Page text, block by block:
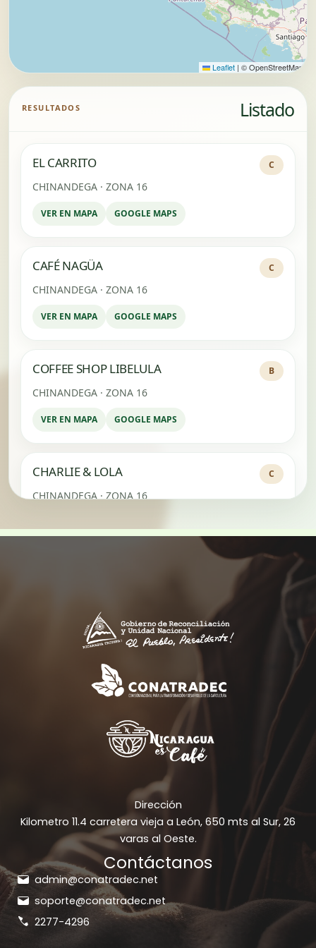
Leaflet | © OpenStreetMap
RESULTADOS Listado
EL CARRITO C
CHINANDEGA · ZONA 16
VER EN MAPA GOOGLE MAPS
CAFÉ NAGÜA C
CHINANDEGA · ZONA 16
VER EN MAPA GOOGLE MAPS
COFFEE SHOP LIBELULA B
CHINANDEGA · ZONA 16
VER EN MAPA GOOGLE MAPS
CHARLIE & LOLA C
CHINANDEGA · ZONA 16
VER EN MAPA GOOGLE MAPS
KFÉ LOS BALCONES
CHINANDEGA · ZONA 16
GOOGLE MAPS
CHINANDEGA · ZONA 16
VER EN MAPA GOOGLE MAPS
DAD CAFÉ
CHINANDEGA · ZONA 16
Dirección
Kilometro 11.4 carretera vieja a León, 650 mts al Sur, 26
varas al Oeste.
Contáctanos
admin@conatradec.net
soporte@conatradec.net
2277-4296